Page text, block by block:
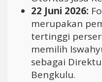
22 Juni 2026:
merupakan
tertinggi
memilih
sebagai
Bengkulu.